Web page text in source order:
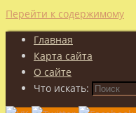
Перейти к содержимому
Главная
Карта сайта
О сайте
Что искать: